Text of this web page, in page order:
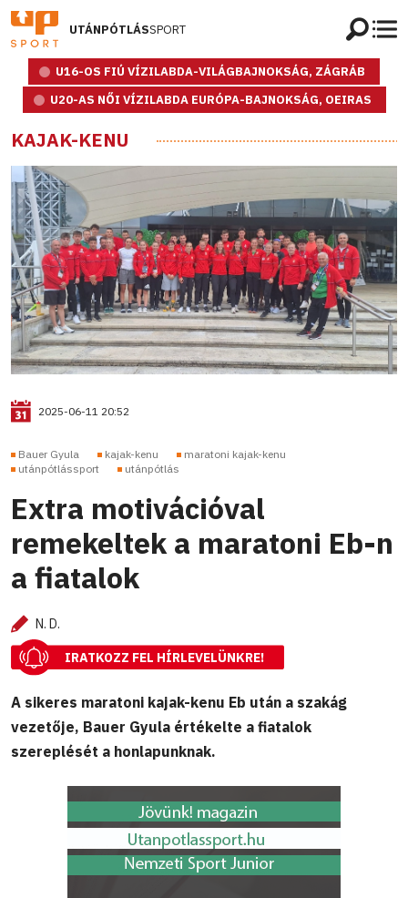
UTÁNPÓTLÁSSPORT
U16-OS FIÚ VÍZILABDA-VILÁGBAJNOKSÁG, ZÁGRÁB
U20-AS NŐI VÍZILABDA EURÓPA-BAJNOKSÁG, OEIRAS
KAJAK-KENU
2025-06-11 20:52
Bauer Gyula kajak-kenu
maratoni kajak-kenu
utánpótlássport
utánpótlás
Extra motivációval
remekeltek a maratoni Eb-n
a fiatalok
N. D.
IRATKOZZ FEL HÍRLEVELÜNKRE!
A sikeres maratoni kajak-kenu Eb után a szakág
vezetője, Bauer Gyula értékelte a fiatalok
szereplését a honlapunknak.